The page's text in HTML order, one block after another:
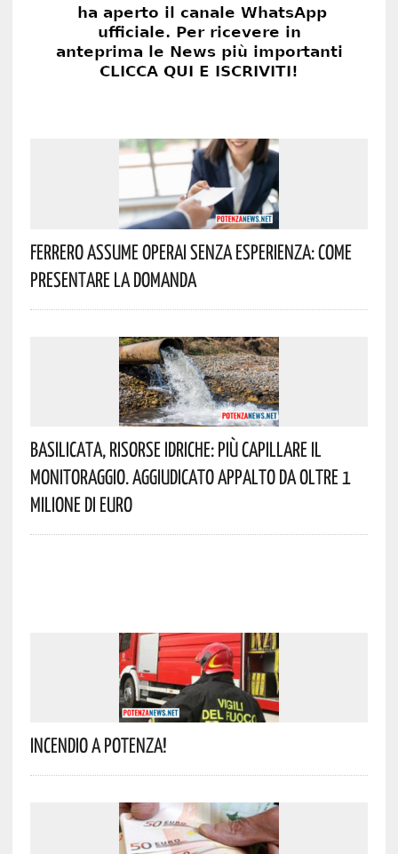
Ferrero Assume Operai Senza Esperienza: Come
Presentare La Domanda
Basilicata, Risorse Idriche: Più Capillare Il
Monitoraggio. Aggiudicato Appalto Da Oltre 1
Milione Di Euro
Incendio A Potenza!